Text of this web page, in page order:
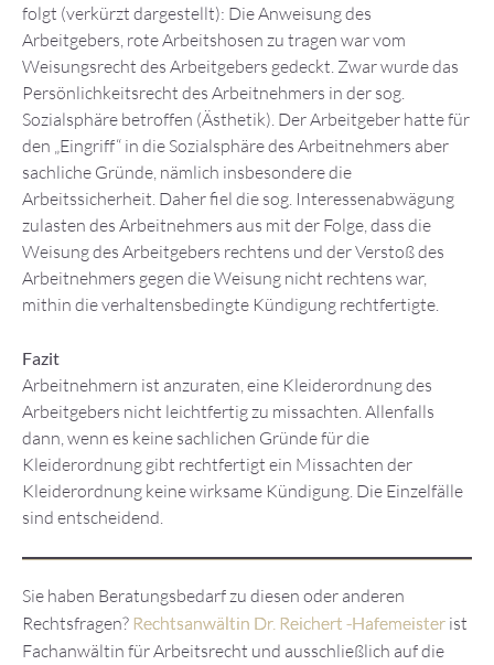
folgt (verkürzt dargestellt): Die Anweisung des
Arbeitgebers, rote Arbeitshosen zu tragen war vom
Weisungsrecht des Arbeitgebers gedeckt. Zwar wurde das
Persönlichkeitsrecht des Arbeitnehmers in der sog.
Sozialsphäre betroffen (Ästhetik). Der Arbeitgeber hatte für
den „Eingriff“ in die Sozialsphäre des Arbeitnehmers aber
sachliche Gründe, nämlich insbesondere die
Arbeitssicherheit. Daher fiel die sog. Interessenabwägung
zulasten des Arbeitnehmers aus mit der Folge, dass die
Weisung des Arbeitgebers rechtens und der Verstoß des
Arbeitnehmers gegen die Weisung nicht rechtens war,
mithin die verhaltensbedingte Kündigung rechtfertigte.
Fazit
Arbeitnehmern ist anzuraten, eine Kleiderordnung des
Arbeitgebers nicht leichtfertig zu missachten. Allenfalls
dann, wenn es keine sachlichen Gründe für die
Kleiderordnung gibt rechtfertigt ein Missachten der
Kleiderordnung keine wirksame Kündigung. Die Einzelfälle
sind entscheidend.
Sie haben Beratungsbedarf zu diesen oder anderen
Rechtsfragen? Rechtsanwältin Dr. Reichert -Hafemeister ist
Fachanwältin für Arbeitsrecht und ausschließlich auf die